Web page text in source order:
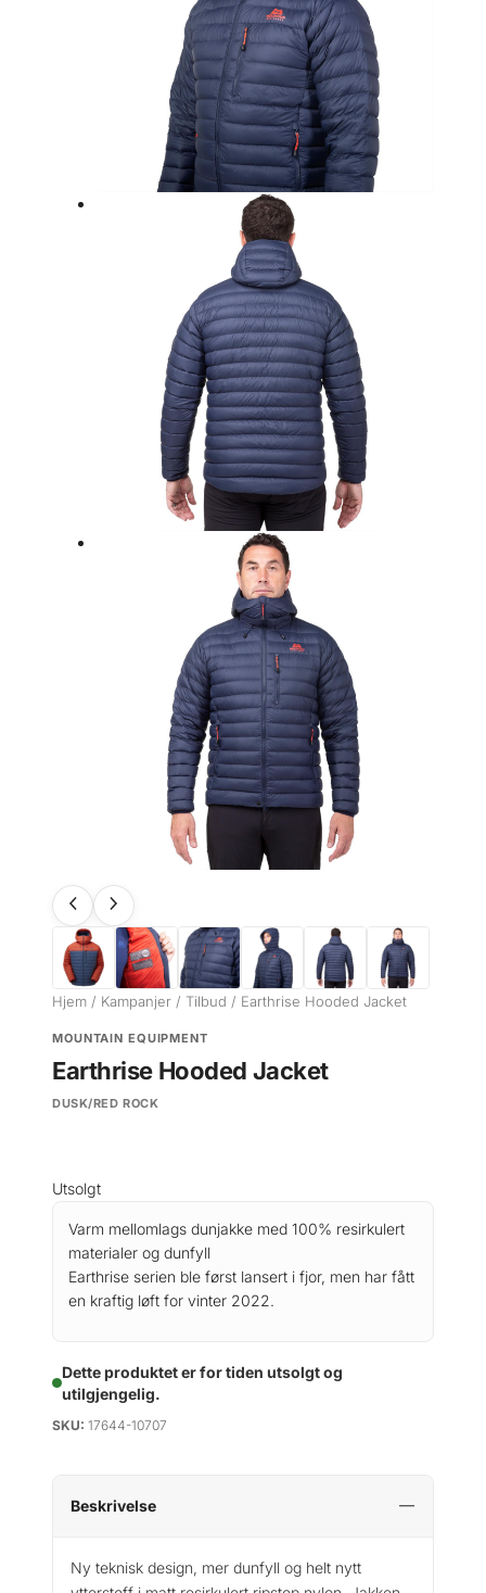
Hjem / Kampanjer / Tilbud / Earthrise Hooded Jacket
MOUNTAIN EQUIPMENT
Earthrise Hooded Jacket
DUSK/RED ROCK
Utsolgt
Varm mellomlags dunjakke med 100% resirkulert
materialer og dunfyll
Earthrise serien ble først lansert i fjor, men har fått
en kraftig løft for vinter 2022.
Dette produktet er for tiden utsolgt og
utilgjengelig.
SKU: 17644-10707
Beskrivelse
Ny teknisk design, mer dunfyll og helt nytt